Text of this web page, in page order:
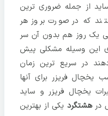
از جمله ضروری ترین
که در صورت بروز هر
یک روز هم بدون آن سر
این وسیله مشکلی پیش
در سریع ترین زمان
یخچال فریزر برای آنها
یخچال فریزر و ساید
درهشتگرد یکی از بهترین